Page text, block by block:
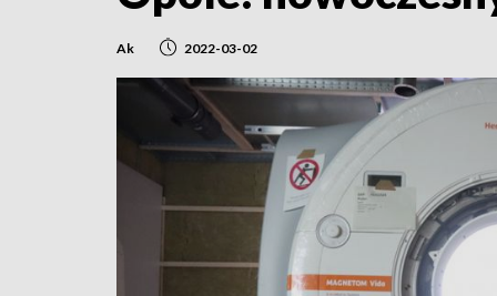
Ak 2022-03-02